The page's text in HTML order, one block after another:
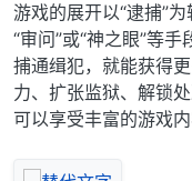
游戏的展开以“逮捕”
“审问”或“神之眼”等
捕通缉犯，就能获得
力、扩张监狱、解锁
可以享受丰富的游戏内